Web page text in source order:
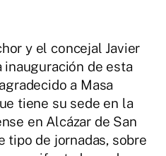
y el concejal Javier
inauguración de esta
a Masa
tiene su sede en la
en Alcázar de San
tipo de jornadas, sobre